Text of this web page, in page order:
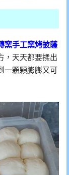
窯手工窯烤披薩
，天天都要揉出
一顆顆膨膨又可